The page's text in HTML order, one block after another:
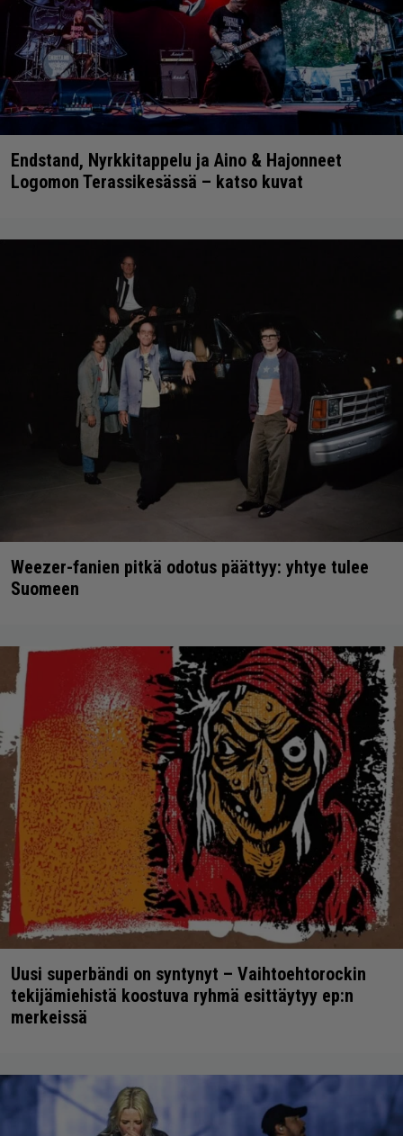
Endstand, Nyrkkitappelu ja Aino & Hajonneet
Logomon Terassikesässä – katso kuvat
Weezer-fanien pitkä odotus päättyy: yhtye tulee
Suomeen
Uusi superbändi on syntynyt – Vaihtoehtorockin
tekijämiehistä koostuva ryhmä esittäytyy ep:n
merkeissä